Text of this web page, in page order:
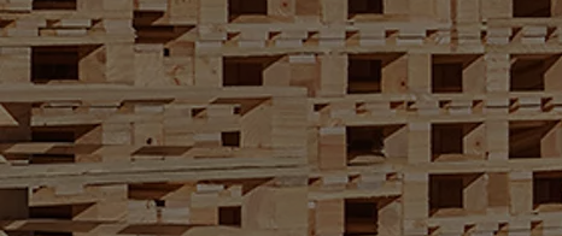
À partir de 23 350 € HT